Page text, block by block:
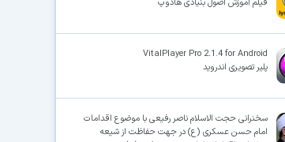
فیلم آموزش اصول بنیادی هادوپ
VitalPlayer Pro 2.1.4 for Android
پلیر تصویری اندروید
سخنرانی حجت الاسلام ناصر رفیعی با موضوع اقدامات
امام حسن عسکری (ع) در جهت حفاظت از شیعه